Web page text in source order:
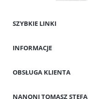
SZYBKIE LINKI
INFORMACJE
OBSŁUGA KLIENTA
NANONI TOMASZ